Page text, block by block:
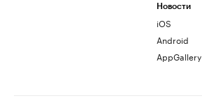
Новости
iOS
Android
AppGallery